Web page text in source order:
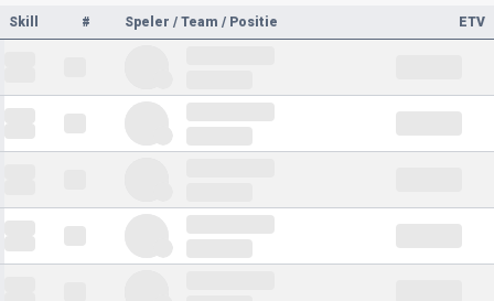
Skill
# Speler / Team / Positie ETV